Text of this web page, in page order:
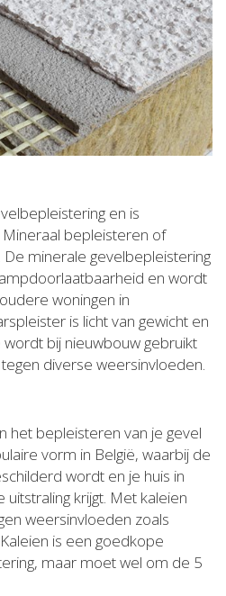
en is
bepleisteren of
minerale gevelbepleistering
en wordt
woningen in
is licht van gewicht en
bij nieuwbouw gebruikt
diverse weersinvloeden.
het bepleisteren van je gevel
vorm in België, waarbij de
wordt en je huis in
krijgt. Met kaleien
weersinvloeden zoals
is een goedkope
maar moet wel om de 5